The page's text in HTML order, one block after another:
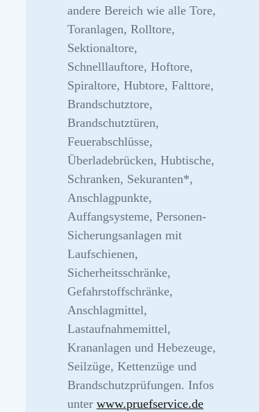
andere Bereich wie alle Tore,
Toranlagen, Rolltore,
Sektionaltore,
Schnelllauftore, Hoftore,
Spiraltore, Hubtore, Falttore,
Brandschutztore,
Brandschutztüren,
Feuerabschlüsse,
Überladebrücken, Hubtische,
Schranken, Sekuranten*,
Anschlagpunkte,
Auffangsysteme, Personen-
Sicherungsanlagen mit
Laufschienen,
Sicherheitsschränke,
Gefahrstoffschränke,
Anschlagmittel,
Lastaufnahmemittel,
Krananlagen und Hebezeuge,
Seilzüge, Kettenzüge und
Brandschutzprüfungen. Infos
unter www.pruefservice.de